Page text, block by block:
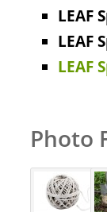
LEAF
LEAF
LEAF
Photo